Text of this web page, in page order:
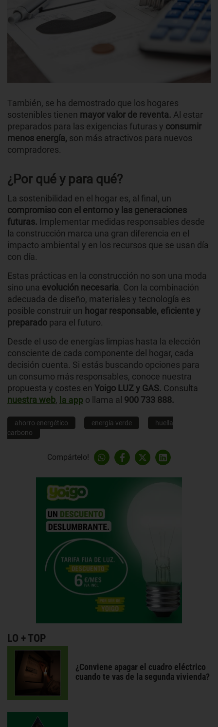
También, se ha demostrado que los hogares
sostenibles tienen mayor valor de reventa. Al estar
preparados para las exigencias futuras y consumir
menos energía, son más atractivos para nuevos
compradores.
¿Por qué y para qué?
La sostenibilidad en el hogar es, al final, un
compromiso con el entorno y las generaciones
futuras. Implementar medidas responsables desde
la construcción marca una gran diferencia en el
impacto ambiental y en los recursos que se usan día
con día.
Estas prácticas en la construcción no son una moda
sino una evolución necesaria. Con la combinación
adecuada de diseño, materiales y tecnología es
posible construir un hogar responsable, eficiente y
preparado para el futuro.
Desde el uso de energías limpias hasta la elección
consciente de cada componente del hogar, cada
decisión cuenta. Si estás buscando opciones para
un consumo más responsables, conoce nuestra
propuesta y costes en Yoigo LUZ y GAS. Consulta
nuestra web, la app o llama al 900 733 888.
ahorro energético energía verde
huella
carbono
Compártelo!
LO + TOP
¿Conviene apagar el cuadro eléctrico
cuando te vas de la segunda vivienda?